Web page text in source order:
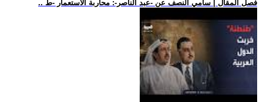
.. فصل المقال | سامي النصف عن -عبد الناصر-: محاربة الاستعمار -ط